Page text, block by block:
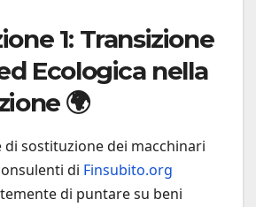
1: Transizione
Ecologica nella
🌍
di sostituzione dei macchinari
di Finsubito.org
di puntare su beni